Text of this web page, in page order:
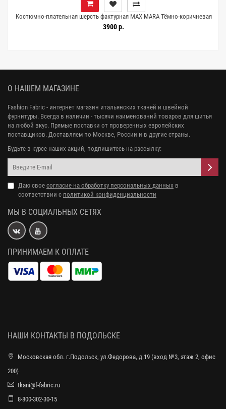
Костюмно-плательная шерсть фактурная MAX MARA Тёмно-коричневая
DJ Н59/1 HH50 25052615
3900 р.
О НАШЕМ МАГАЗИНЕ
Fashion Fabric - интернет магазин итальянских тканей и швейной
фурнитуры. Всегда в наличии - тысячи наименований товаров для шитья
на любой вкус. Прямые поставки от проверенных европейских
поставщиков. Доставляем по Москве, России и в другие страны.
Будьте в курсе наших акций, подпишитесь на рассылку:
Даю свое согласие на обработку персональных данных в
соответствии с политикой конфиденциальности
МЫ В СОЦИАЛЬНЫХ СЕТЯХ
ПРИНИМАЕМ К ОПЛАТЕ
НАШИ КОНТАКТЫ В ПОДОЛЬСКЕ
Московская обл. г.Подольск, ул.Федорова, д.19 (вход №3, этаж 2, офис
200)
tkani@f-fabric.ru
8-800-302-30-15